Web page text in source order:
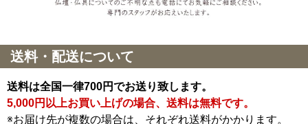
送料・配送について
送料は全国一律700円でお送り致します。
5,000円以上お買い上げの場合、送料は無料です。
※お届け先が複数の場合は、それぞれ送料がかかります。